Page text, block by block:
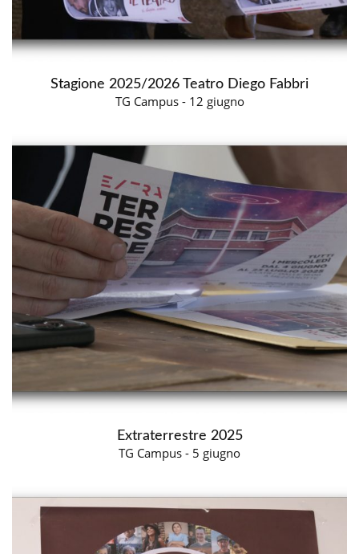
Stagione 2025/2026 Teatro Diego Fabbri
TG Campus - 12 giugno
Extraterrestre 2025
TG Campus - 5 giugno